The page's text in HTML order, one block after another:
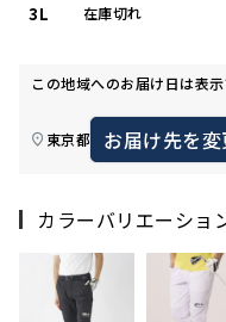
3L
在庫切れ
この地域へのお届け日は表
東京都 お届け先を変
カラーバリエーショ